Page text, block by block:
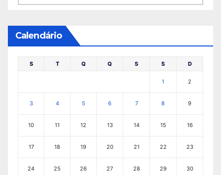
Calendário
S T Q Q S S D
1 2
3 4 5 6 7 8 9
10 11 12 13 14 15 16
17 18 19 20 21 22 23
24 25 26 27 28 29 30